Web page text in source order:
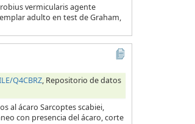
vermicularis agente
adulto en test de Graham,
Q4CBRZ, Repositorio de datos
al ácaro Sarcoptes scabiei,
con presencia del ácaro, corte